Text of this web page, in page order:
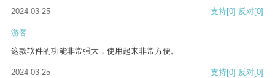
2024-03-25
支持[0] 反对[0]
游客
这款软件的功能非常强大，使用起来非常方便。
2024-03-25 支持[0] 反对[0]